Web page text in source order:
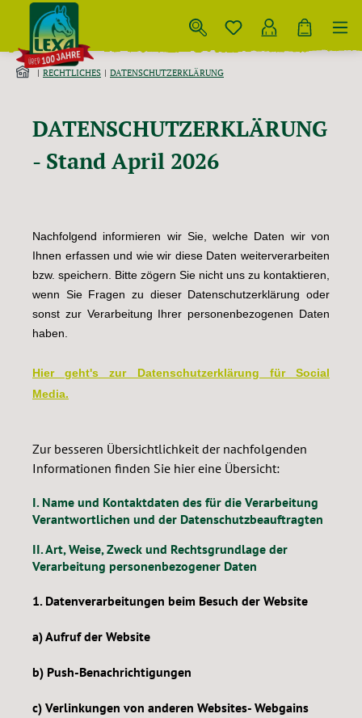
Zum Hauptinhalt springen
RECHTLICHES DATENSCHUTZERKLÄRUNG
DATENSCHUTZERKLÄRUNG
- Stand April 2026
Nachfolgend informieren wir Sie, welche Daten wir von
Ihnen erfassen und wie wir diese Daten weiterverarbeiten
bzw. speichern. Bitte zögern Sie nicht uns zu kontaktieren,
wenn Sie Fragen zu dieser Datenschutzerklärung oder
sonst zur Verarbeitung Ihrer personenbezogenen Daten
haben.
Hier geht's zur Datenschutzerklärung für Social
Media.
Zur besseren Übersichtlichkeit der nachfolgenden
Informationen finden Sie hier eine Übersicht:
I. Name und Kontaktdaten des für die Verarbeitung
Verantwortlichen und der Datenschutzbeauftragten
II. Art, Weise, Zweck und Rechtsgrundlage der
Verarbeitung personenbezogener Daten
1. Datenverarbeitungen beim Besuch der Website
a) Aufruf der Website
b) Push-Benachrichtigungen
c) Verlinkungen von anderen Websites- Webgains